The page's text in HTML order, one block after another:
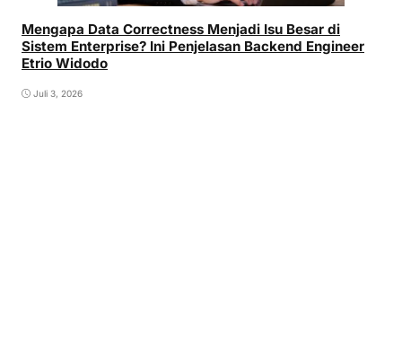
Mengapa Data Correctness Menjadi Isu Besar di
Sistem Enterprise? Ini Penjelasan Backend Engineer
Etrio Widodo
Juli 3, 2026